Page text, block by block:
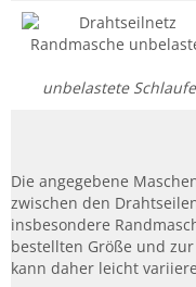
unbelastete Schlaufe
Die angegebene
zwischen den
insbesondere
bestellten Größe und
kann daher leicht